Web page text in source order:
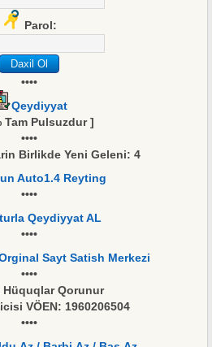
Parol:
••••
Qeydiyyat
Tam Pulsuzdur ]
••••
Birlikde Yeni Geleni: 4
Auto1.4 Reyting
••••
Qeydiyyat AL
••••
Sayt Satish Merkezi
••••
Qorunur
VÖEN: 1960206504
••••